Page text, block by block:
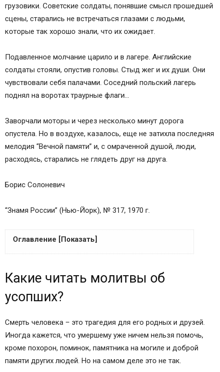
грузовики. Советские солдаты, понявшие смысл прошедшей
сцены, старались не встречаться глазами с людьми,
которые так хорошо знали, что их ожидает.
Подавленное молчание царило и в лагере. Английские
солдаты стояли, опустив головы. Стыд жег и их души. Они
чувствовали себя палачами. Соседний польский лагерь
поднял на воротах траурные флаги…
Заворчали моторы и через несколько минут дорога
опустела. Но в воздухе, казалось, еще не затихла последняя
мелодия “Вечной памяти” и, с омраченной душой, люди,
расходясь, старались не глядеть друг на друга.
Борис Солоневич
“Знамя России” (Нью-Йорк), № 317, 1970 г.
Оглавление [Показать]
Молитва об усопшем до 40 дней
Молитва об усопшем после 40 дней
Молитва об усопшем в 9 дней
Молитва об усопшем в год со дня смерти
Молитва
Молитвы об усопших родителях
Молитва об усопшем отце
Какие читать молитвы об
усопших?
Смерть человека – это трагедия для его родных и друзей.
Иногда кажется, что умершему уже ничем нельзя помочь,
кроме похорон, поминок, памятника на могиле и доброй
памяти других людей. Но на самом деле это не так.